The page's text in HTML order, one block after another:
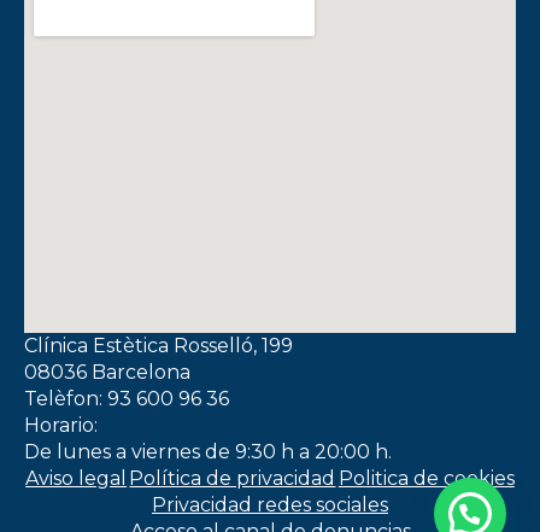
Clínica Estètica Rosselló, 199
08036 Barcelona
Telèfon: 93 600 96 36
Horario:
De lunes a viernes de 9:30 h a 20:00 h.
Aviso legal Política de privacidad Politica de cookies
Privacidad redes sociales